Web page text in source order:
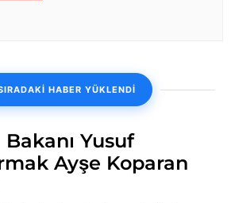
HABER YÜKLENDİ
Yusuf
Ayşe Koparan